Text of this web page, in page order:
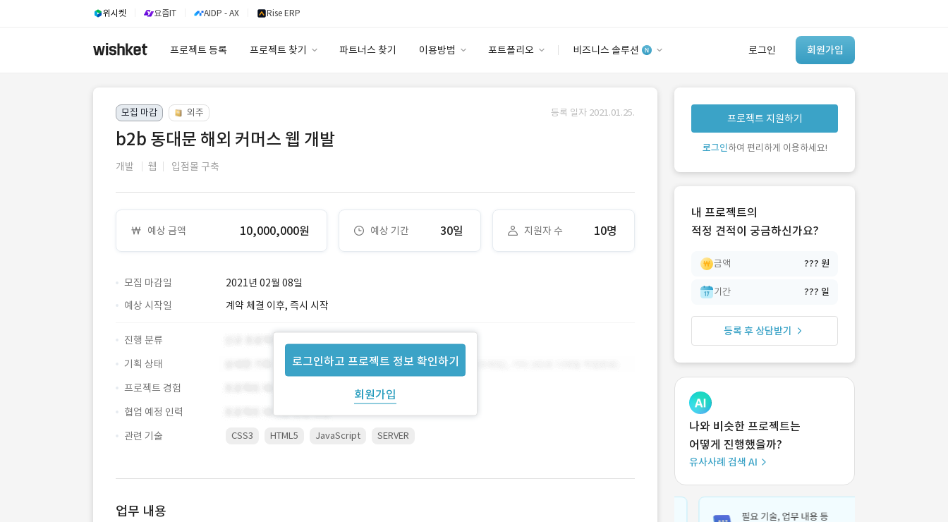
위시켓 요즘IT AIDP - AX Rise ERP
프로젝트 등록 프로젝트 찾기 파트너스 찾기 이용방법 포트폴리오 비즈니스 솔루션 로그인 회원가입
안심 코드 케어
유사사례 검색 AI
‘이런 거’ 만들어본
개발 회사 있어?
모집 마감 외주 등록 일자 2021.01.25.
b2b 동대문 해외 커머스 웹 개발
개발 웹 입점몰 구축
예상 금액 10,000,000원 예상 기간 30일 지원자 수 10명
모집 마감일 2021년 02월 08일
로그인하고 프로젝트 정보 확인하기
회원가입
예상 시작일 계약 체결 이후, 즉시 시작
진행 분류
기획 상태
프로젝트 경험
협업 예정 인력
관련 기술
CSS3 HTML5 JavaScript SERVER
업무 내용
프로젝트 지원하기
로그인하여 편리하게 이용하세요!
내 프로젝트의
적정 견적이 궁금하신가요?
금액 ??? 원
기간 ??? 일
등록 후 상담받기
나와 비슷한 프로젝트는
어떻게 진행했을까?
유사사례 검색 AI